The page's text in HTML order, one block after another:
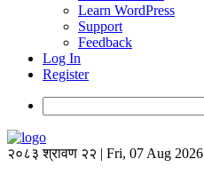
Learn WordPress
Support
Feedback
Log In
Register
२०८३ श्रावण २२ | Fri, 07 Aug 2026